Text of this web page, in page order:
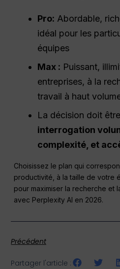
Pro: Abordable,
idéal pour les
équipes
Max : Puissant,
entreprises, à la
travail à haut
La décision doit
interrogation
complexité, et
Choisissez le plan qui
productivité, à la taille de votre
pour maximiser la recherche et
avec Perplexity AI en 2026.
Précédent
Partager l'article :